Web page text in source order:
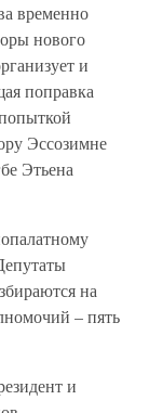
временно
нового
и
поправка
Эссозимне
Этьена
на
– пять
и